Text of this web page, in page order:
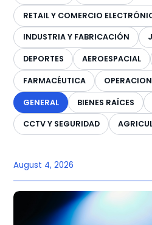
RETAIL Y COMERCIO
INDUSTRIA Y FABRICACIÓN
DEPORTES AEROESPACIAL
FARMACÉUTICA
GENERAL BIENES RAÍCES
CCTV Y SEGURIDAD
August 4, 2026